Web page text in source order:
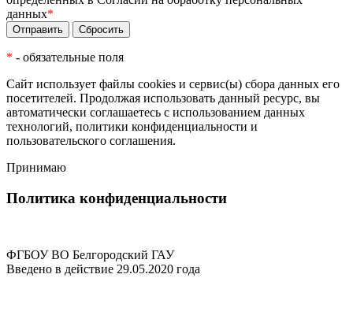
данных*
* - обязательные поля
Сайт использует файлы cookies и сервис(ы) сбора данных его
посетителей. Продолжая использовать данный ресурс, вы
автоматически соглашаетесь с использованием данных
технологий, политики конфиденциальности и
пользовательского соглашения.
Принимаю
Политика конфиденциальности
ФГБОУ ВО Белгородский ГАУ
Введено в действие 29.05.2020 года